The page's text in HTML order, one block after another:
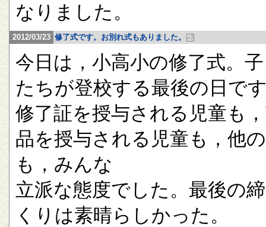
なりました。
2012/03/23 修了式です。お別れ式もありました。
今日は，小高小の修了式。
たちが登校する最後の日で
修了証を授与される児童も
品を授与される児童も，他
も，みんな
立派な態度でした。最後の
くりは素晴らしかった。